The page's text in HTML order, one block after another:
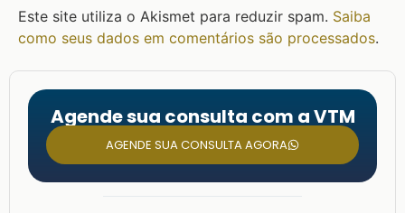
Este site utiliza o Akismet para reduzir spam. Saiba
como seus dados em comentários são processados.
Agende sua consulta com a VTM
AGENDE SUA CONSULTA AGORA